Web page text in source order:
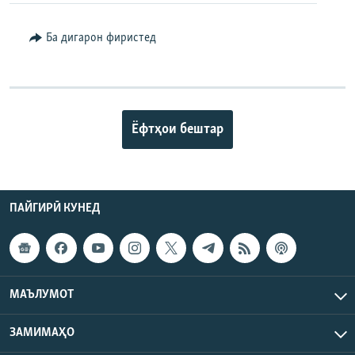
Ба дигарон фиристед
Ёфтҳои бештар
ПАЙГИРӢ КУНЕД
МАЪЛУМОТ
ЗАМИМАҲО